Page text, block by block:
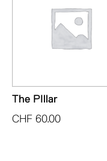
The PIllar
CHF 60.00